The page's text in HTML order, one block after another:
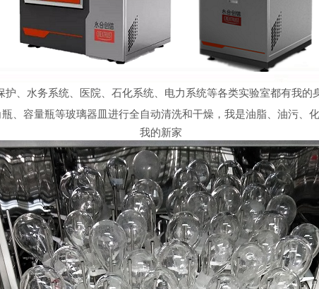
、水务系统、医院、石化系统、电力系统等各类实验室都有我
、容量瓶等玻璃器皿进行全自动清洗和干燥，我是油脂、油污、
我的新家